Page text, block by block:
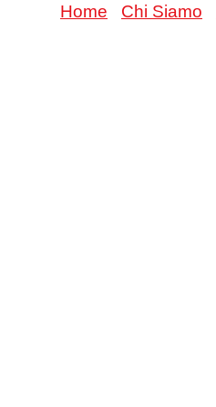
Home
Chi Siamo